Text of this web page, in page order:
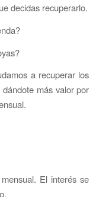
decidas recuperarlo.
a recuperar los
más valor por
El interés se